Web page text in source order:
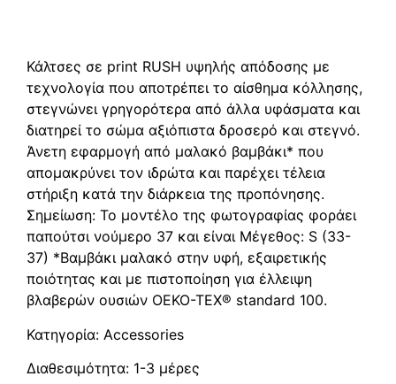
Κάλτσες σε print RUSH υψηλής απόδοσης με
τεχνολογία που αποτρέπει το αίσθημα κόλλησης,
στεγνώνει γρηγορότερα από άλλα υφάσματα και
διατηρεί το σώμα αξιόπιστα δροσερό και στεγνό.
Άνετη εφαρμογή από μαλακό βαμβάκι* που
απομακρύνει τον ιδρώτα και παρέχει τέλεια
στήριξη κατά την διάρκεια της προπόνησης.
Σημείωση: Το μοντέλο της φωτογραφίας φοράει
παπούτσι νούμερο 37 και είναι Μέγεθος: S (33-
37) *Βαμβάκι μαλακό στην υφή, εξαιρετικής
ποιότητας και με πιστοποίηση για έλλειψη
βλαβερών ουσιών OEKO-TEX® standard 100.
Κατηγορία: Accessories
Διαθεσιμότητα: 1-3 μέρες